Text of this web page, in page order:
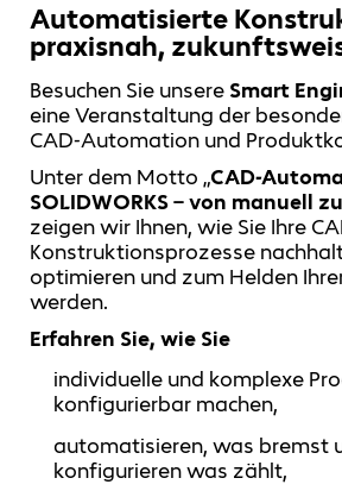
Automatisierte
praxisnah,
Besuchen Sie unsere Smart
eine Veranstaltung der
CAD‑Automation und
Unter dem Motto „CAD-
SOLIDWORKS – von manuell
zeigen wir Ihnen, wie Sie Ihre
Konstruktionsprozesse
optimieren und zum Helden
werden.
Erfahren Sie, wie Sie
individuelle und komplexe
konfigurierbar machen,
automatisieren, was bremst
konfigurieren was zählt,